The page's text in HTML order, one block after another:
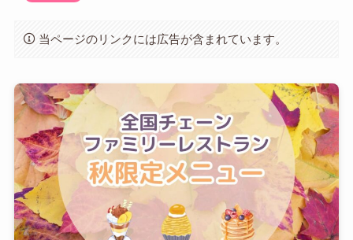
当ページのリンクには広告が含まれています。